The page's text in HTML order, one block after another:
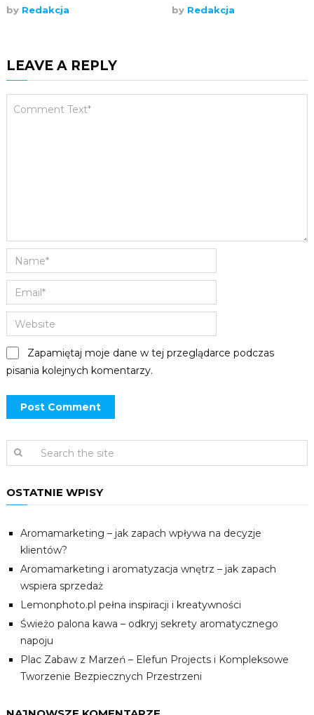
by Redakcja by Redakcja
LEAVE A REPLY
Zapamiętaj moje dane w tej przeglądarce podczas
pisania kolejnych komentarzy.
OSTATNIE WPISY
Aromamarketing – jak zapach wpływa na decyzje
klientów?
Aromamarketing i aromatyzacja wnętrz – jak zapach
wspiera sprzedaż
Lemonphoto.pl pełna inspiracji i kreatywności
Świeżo palona kawa – odkryj sekrety aromatycznego
napoju
Plac Zabaw z Marzeń – Elefun Projects i Kompleksowe
Tworzenie Bezpiecznych Przestrzeni